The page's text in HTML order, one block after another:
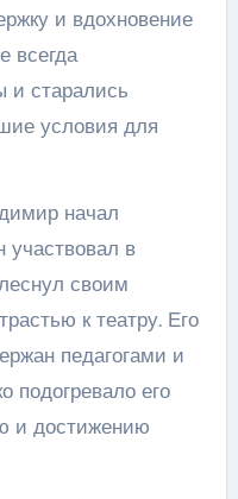
и вдохновение
всегда
и старались
условия для
начал
участвовал в
своим
к театру. Его
педагогами и
подогревало его
и достижению